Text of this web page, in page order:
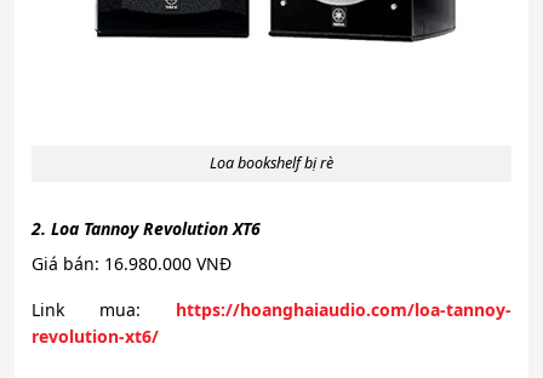
Loa bookshelf bị rè
2. Loa Tannoy Revolution XT6
Giá bán: 16.980.000 VNĐ
Link mua: https://hoanghaiaudio.com/loa-tannoy-
revolution-xt6/